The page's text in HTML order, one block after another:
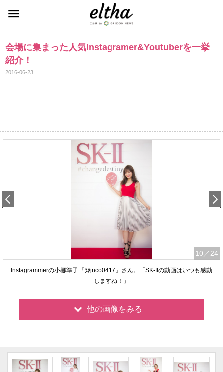
会場に集まった人気Instagramer&Youtuberを一挙
紹介！
2016-06-23
10 ／24
Instagrammerの小梛準子『@jnco0417』さん。「SK-IIの動画はいつも感動
しますね！」
他の画像をみる